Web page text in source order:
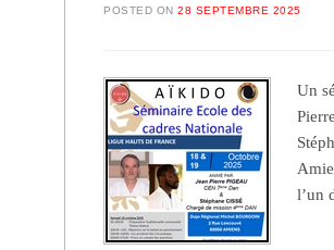
POSTED ON 28 SEPTEMBRE 2025
Un
l’un